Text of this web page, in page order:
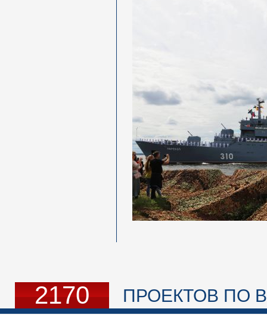
2170 ПРОЕКТОВ ПО